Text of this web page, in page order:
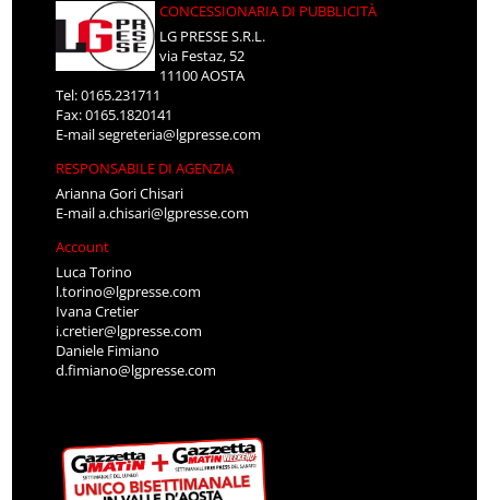
CONCESSIONARIA DI PUBBLICITÀ
LG PRESSE S.R.L.
via Festaz, 52
11100 AOSTA
Tel: 0165.231711
Fax: 0165.1820141
E-mailsegreteria@lgpresse.com
RESPONSABILE DI AGENZIA
Arianna Gori Chisari
E-maila.chisari@lgpresse.com
Account
Luca Torino
l.torino@lgpresse.com
Ivana Cretier
i.cretier@lgpresse.com
Daniele Fimiano
d.fimiano@lgpresse.com